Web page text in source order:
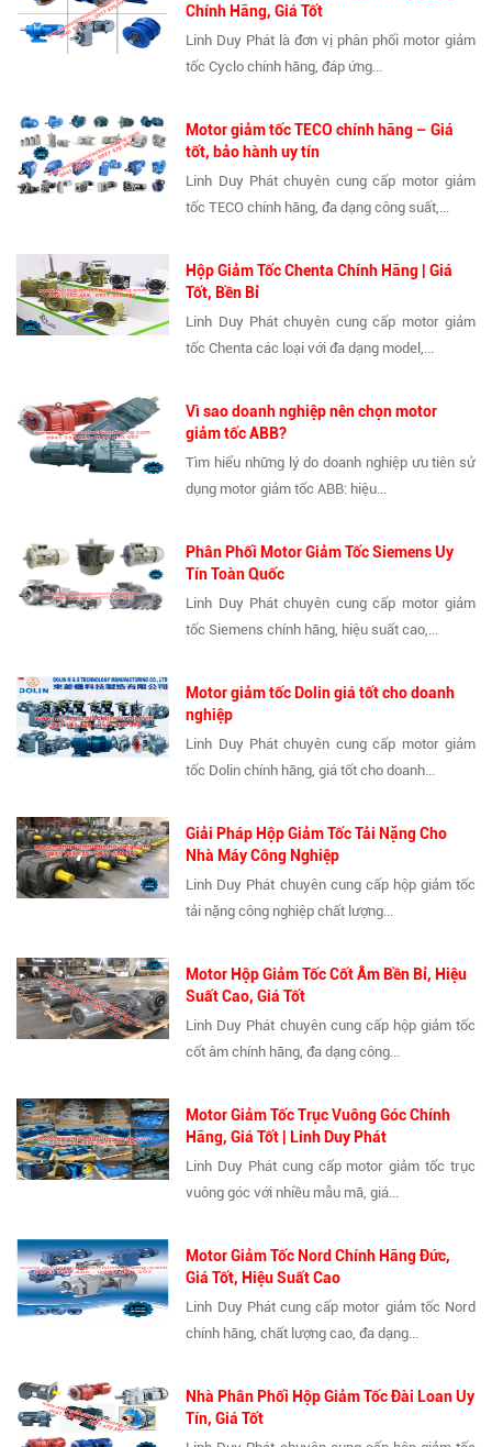
Chính Hãng, Giá Tốt
Linh Duy Phát là đơn vị phân phối motor giảm
tốc Cyclo chính hãng, đáp ứng...
Motor giảm tốc TECO chính hãng – Giá
tốt, bảo hành uy tín
Linh Duy Phát chuyên cung cấp motor giảm
tốc TECO chính hãng, đa dạng công suất,...
Hộp Giảm Tốc Chenta Chính Hãng | Giá
Tốt, Bền Bỉ
Linh Duy Phát chuyên cung cấp motor giảm
tốc Chenta các loại với đa dạng model,...
Vì sao doanh nghiệp nên chọn motor
giảm tốc ABB?
Tìm hiểu những lý do doanh nghiệp ưu tiên sử
dụng motor giảm tốc ABB: hiệu...
Phân Phối Motor Giảm Tốc Siemens Uy
Tín Toàn Quốc
Linh Duy Phát chuyên cung cấp motor giảm
tốc Siemens chính hãng, hiệu suất cao,...
Motor giảm tốc Dolin giá tốt cho doanh
nghiệp
Linh Duy Phát chuyên cung cấp motor giảm
tốc Dolin chính hãng, giá tốt cho doanh...
Giải Pháp Hộp Giảm Tốc Tải Nặng Cho
Nhà Máy Công Nghiệp
Linh Duy Phát chuyên cung cấp hộp giảm tốc
tải nặng công nghiệp chất lượng...
Motor Hộp Giảm Tốc Cốt Âm Bền Bỉ, Hiệu
Suất Cao, Giá Tốt
Linh Duy Phát chuyên cung cấp hộp giảm tốc
cốt âm chính hãng, đa dạng công...
Motor Giảm Tốc Trục Vuông Góc Chính
Hãng, Giá Tốt | Linh Duy Phát
Linh Duy Phát cung cấp motor giảm tốc trục
vuông góc với nhiều mẫu mã, giá...
Motor Giảm Tốc Nord Chính Hãng Đức,
Giá Tốt, Hiệu Suất Cao
Linh Duy Phát cung cấp motor giảm tốc Nord
chính hãng, chất lượng cao, đa dạng...
Nhà Phân Phối Hộp Giảm Tốc Đài Loan Uy
Tín, Giá Tốt